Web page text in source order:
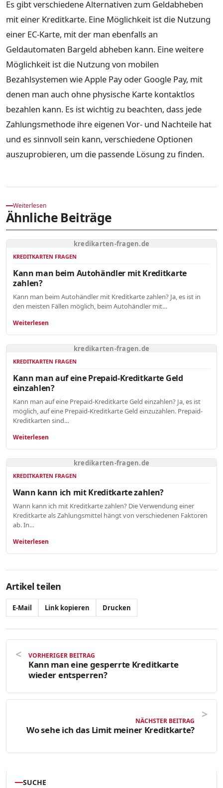
Es gibt verschiedene Alternativen zum Geldabheben
mit einer Kreditkarte. Eine Möglichkeit ist die Nutzung
einer EC-Karte, mit der man ebenfalls an
Geldautomaten Bargeld abheben kann. Eine weitere
Möglichkeit ist die Nutzung von mobilen
Bezahlsystemen wie Apple Pay oder Google Pay, mit
denen man auch ohne physische Karte kontaktlos
bezahlen kann. Es ist wichtig zu beachten, dass jede
Zahlungsmethode ihre eigenen Vor- und Nachteile hat
und es sinnvoll sein kann, verschiedene Optionen
auszuprobieren, um die passende Lösung zu finden.
Weiterlesen
Ähnliche Beiträge
kredikarten-fragen.de
KREDITKARTEN FRAGEN
Kann man beim Autohändler mit Kreditkarte
zahlen?
Kann man beim Autohändler mit Kreditkarte zahlen? Ja, es ist in
den meisten Fällen möglich, beim Autohändler mit…
Weiterlesen
kredikarten-fragen.de
KREDITKARTEN FRAGEN
Kann man auf eine Prepaid-Kreditkarte Geld
einzahlen?
Kann man auf eine Prepaid-Kreditkarte Geld einzahlen? Ja, es ist
möglich, auf eine Prepaid-Kreditkarte Geld einzuzahlen. Prepaid-
Kreditkarten sind…
Weiterlesen
kredikarten-fragen.de
KREDITKARTEN FRAGEN
Wann kann ich mit Kreditkarte zahlen?
Wann kann ich mit Kreditkarte zahlen? Die Verwendung einer
Kreditkarte als Zahlungsmittel hängt von verschiedenen Faktoren
ab. In…
Weiterlesen
Artikel teilen
E-Mail Link kopieren Drucken
VORHERIGER BEITRAG
Kann man eine gesperrte Kreditkarte
wieder entsperren?
NÄCHSTER BEITRAG
Wo sehe ich das Limit meiner Kreditkarte?
SUCHE